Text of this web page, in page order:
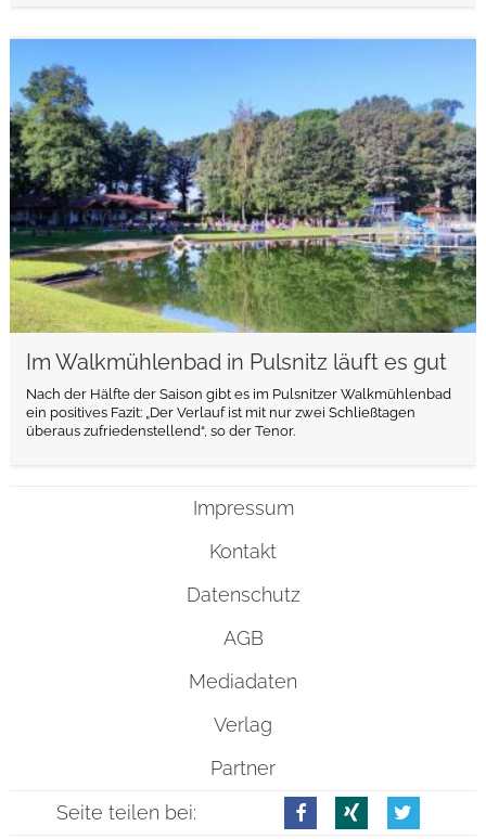
Im Walkmühlenbad in Pulsnitz läuft es gut
Nach der Hälfte der Saison gibt es im Pulsnitzer Walkmühlenbad
ein positives Fazit: „Der Verlauf ist mit nur zwei Schließtagen
überaus zufriedenstellend“, so der Tenor.
Impressum
Kontakt
Datenschutz
AGB
Mediadaten
Verlag
Partner
Seite teilen bei: